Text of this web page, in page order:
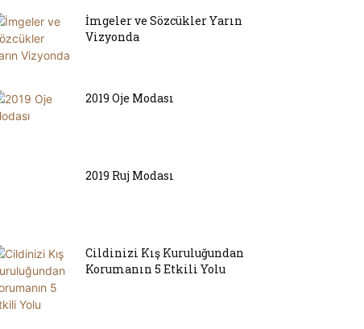
İmgeler ve Sözcükler Yarın
Vizyonda
2019 Oje Modası
2019 Ruj Modası
Cildinizi Kış Kuruluğundan
Korumanın 5 Etkili Yolu